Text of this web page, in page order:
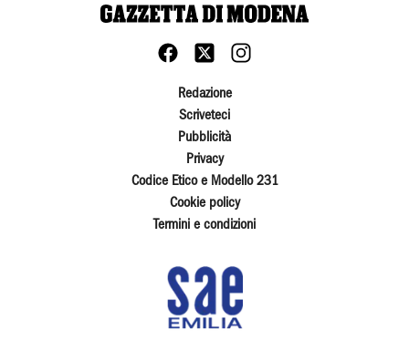
Redazione
Scriveteci
Pubblicità
Privacy
Codice Etico e Modello 231
Cookie policy
Termini e condizioni